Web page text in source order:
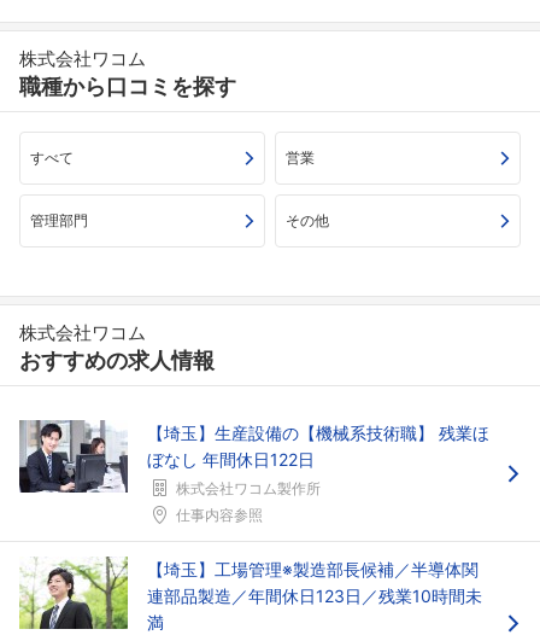
株式会社ワコム
職種から口コミを探す
すべて 営業
管理部門 その他
株式会社ワコム
おすすめの求人情報
【埼玉】生産設備の【機械系技術職】 残業ほ
ぼなし 年間休日122日
株式会社ワコム製作所
仕事内容参照
【埼玉】工場管理※製造部長候補／半導体関
連部品製造／年間休日123日／残業10時間未
満